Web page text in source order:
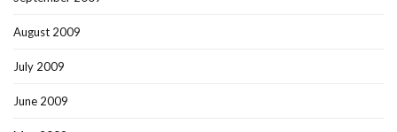
August 2009
July 2009
June 2009